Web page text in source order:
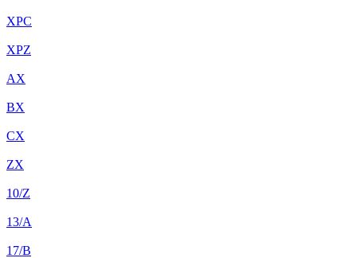
XPC
XPZ
AX
BX
CX
ZX
10/Z
13/A
17/B